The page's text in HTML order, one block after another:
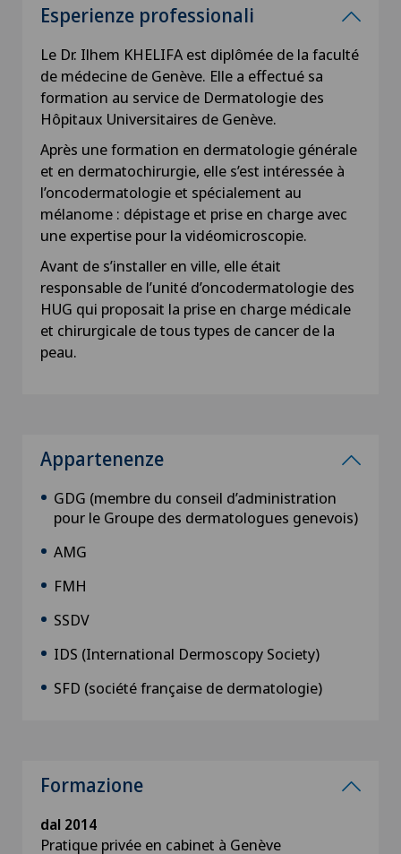
Esperienze professionali
Le Dr. Ilhem KHELIFA est diplômée de la faculté
de médecine de Genève. Elle a effectué sa
formation au service de Dermatologie des
Hôpitaux Universitaires de Genève.
Après une formation en dermatologie générale
et en dermatochirurgie, elle s’est intéressée à
l’oncodermatologie et spécialement au
mélanome : dépistage et prise en charge avec
une expertise pour la vidéomicroscopie.
Avant de s’installer en ville, elle était
responsable de l’unité d’oncodermatologie des
HUG qui proposait la prise en charge médicale
et chirurgicale de tous types de cancer de la
peau.
Appartenenze
GDG (membre du conseil d’administration
pour le Groupe des dermatologues genevois)
AMG
FMH
SSDV
IDS (International Dermoscopy Society)
SFD (société française de dermatologie)
Formazione
dal 2014
Pratique privée en cabinet à Genève